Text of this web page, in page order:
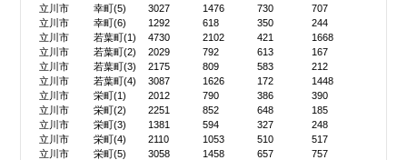
立川市
幸町(5) 3027 1476 730
707
立川市
幸町(6) 1292 618 350
244
立川市
若葉町(1) 4730 2102 421
1668
立川市
若葉町(2) 2029 792 613
167
立川市
若葉町(3) 2175 809 583
212
立川市
若葉町(4) 3087 1626 172
1448
立川市
栄町(1) 2012 790 386
390
立川市
栄町(2) 2251 852 648
185
立川市
栄町(3) 1381 594 327
248
立川市
栄町(4) 2110 1053 510
517
立川市
栄町(5) 3058 1458 657
757